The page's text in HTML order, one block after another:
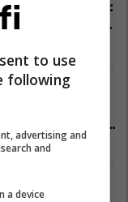
Olimpiadën:
për
u larguan me
ceremoninë e
Olimpike përpara
to use
following
advertising and
and
a device